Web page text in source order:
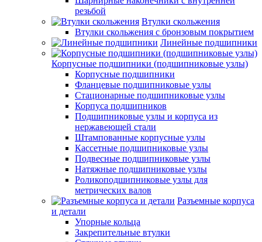
резьбой
Втулки скольжения
Втулки скольжения с бронзовым покрытием
Линейные подшипники
Корпусные подшипники (подшипниковые узлы)
Корпусные подшипники
Фланцевые подшипниковые узлы
Стационарные подшипниковые узлы
Корпуса подшипников
Подшипниковые узлы и корпуса из
нержавеющей стали
Штампованные корпусные узлы
Кассетные подшипниковые узлы
Подвесные подшипниковые узлы
Натяжные подшипниковые узлы
Роликоподшипниковые узлы для
метрических валов
Разъемные корпуса
и детали
Упорные кольца
Закрепительные втулки